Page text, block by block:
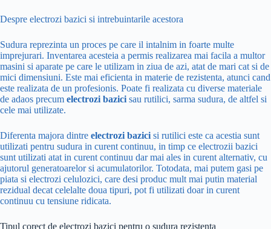
Despre electrozi bazici si intrebuintarile acestora
Sudura reprezinta un proces pe care il intalnim in foarte multe
imprejurari. Inventarea acesteia a permis realizarea mai facila a multor
masini si aparate pe care le utilizam in ziua de azi, atat de mari cat si de
mici dimensiuni. Este mai eficienta in materie de rezistenta, atunci cand
este realizata de un profesionis. Poate fi realizata cu diverse materiale
de adaos precum electrozi bazicisau rutilici, sarma sudura, de altfel si
cele mai utilizate.
Diferenta majora dintre electrozi bazicisi rutilici este ca acestia sunt
utilizati pentru sudura in curent continuu, in timp ce electrozii bazici
sunt utilizati atat in curent continuu dar mai ales in curent alternativ, cu
ajutorul generatoarelor si acumulatorilor. Totodata, mai putem gasi pe
piata si electrozi celulozici, care desi produc mult mai putin material
rezidual decat celelalte doua tipuri, pot fi utilizati doar in curent
continuu cu tensiune ridicata.
Tipul corect de electrozi bazici pentru o sudura rezistenta